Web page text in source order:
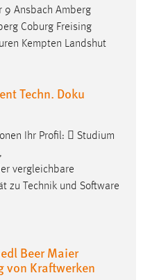
9 Ansbach Amberg
Coburg Freising
Kempten Landshut
Techn. Doku
Ihr Profil:  Studium
vergleichbare
zu Technik und Software
Beer Maier
von Kraftwerken